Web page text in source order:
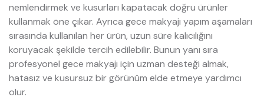
nemlendirmek ve kusurları kapatacak doğru ürünler
kullanmak öne çıkar. Ayrıca gece makyajı yapım aşamaları
sırasında kullanılan her ürün, uzun süre kalıcılığını
koruyacak şekilde tercih edilebilir. Bunun yanı sıra
profesyonel gece makyajı için uzman desteği almak,
hatasız ve kusursuz bir görünüm elde etmeye yardımcı
olur.